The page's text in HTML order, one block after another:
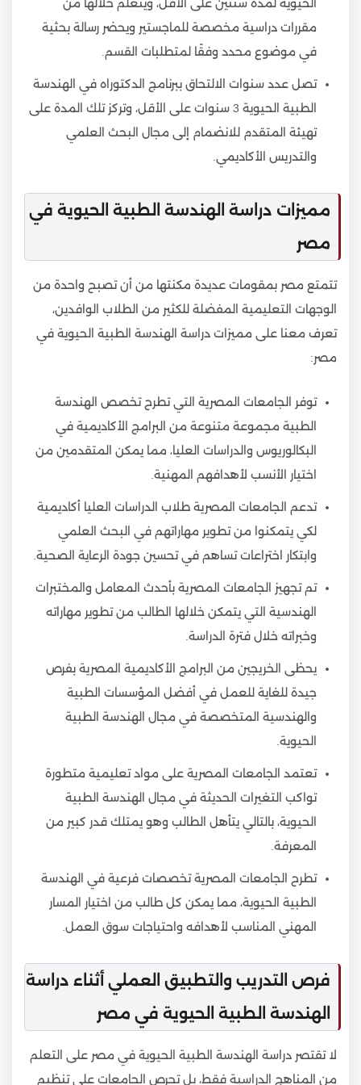
الحيوية لمدة سنتين على الأقل، ويتعلم خلالها من
مقررات دراسية مخصصة للماجستير ويحضر رسالة بحثية
في موضوع محدد وفقًا لمتطلبات القسم.
تصل عدد سنوات الالتحاق ببرنامج الدكتوراه في الهندسة
الطبية الحيوية 3 سنوات على الأقل، وتركز تلك المدة على
تهيئة المتقدم للانضمام إلى مجال البحث العلمي
والتدريس الأكاديمي.
مميزات دراسة الهندسة الطبية الحيوية في
مصر
تتمتع مصر بمقومات عديدة مكنتها من أن تصبح واحدة من
الوجهات التعليمية المفضلة للكثير من الطلاب الوافدين،
تعرف معنا على مميزات دراسة الهندسة الطبية الحيوية في
مصر:
توفر الجامعات المصرية التي تطرح تخصص الهندسة
الطبية مجموعة متنوعة من البرامج الأكاديمية في
البكالوريوس والدراسات العليا، مما يمكن المتقدمين من
اختيار الأنسب لأهدافهم المهنية.
تدعم الجامعات المصرية طلاب الدراسات العليا أكاديمية
لكي يتمكنوا من تطوير مهاراتهم في البحث العلمي
وابتكار اختراعات تساهم في تحسين جودة الرعاية الصحية.
تم تجهيز الجامعات المصرية بأحدث المعامل والمختبرات
الهندسية التي يتمكن خلالها الطالب من تطوير مهاراته
وخبراته خلال فترة الدراسة.
يحظى الخريجين من البرامج الأكاديمية المصرية بفرص
جيدة للغاية للعمل في أفضل المؤسسات الطبية
والهندسية المتخصصة في مجال الهندسة الطبية
الحيوية.
تعتمد الجامعات المصرية على مواد تعليمية متطورة
تواكب التغيرات الحديثة في مجال الهندسة الطبية
الحيوية، بالتالي يتأهل الطالب وهو يمتلك قدر كبير من
المعرفة.
تطرح الجامعات المصرية تخصصات فرعية في الهندسة
الطبية الحيوية، مما يمكن كل طالب من اختيار المسار
المهني المناسب لأهدافه واحتياجات سوق العمل.
فرص التدريب والتطبيق العملي أثناء دراسة
الهندسة الطبية الحيوية في مصر
لا تقتصر دراسة الهندسة الطبية الحيوية في مصر على التعلم
من المناهج الدراسية فقط، بل تحرص الجامعات على تنظيم